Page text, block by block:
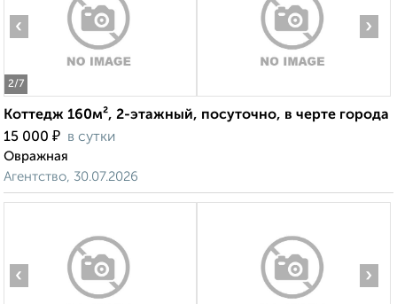
2/7
‹ ›
Коттедж 160м², 2-этажный, посуточно, в черте города
15 000 ₽ в сутки
Овражная
Агентство, 30.07.2026
‹ ›